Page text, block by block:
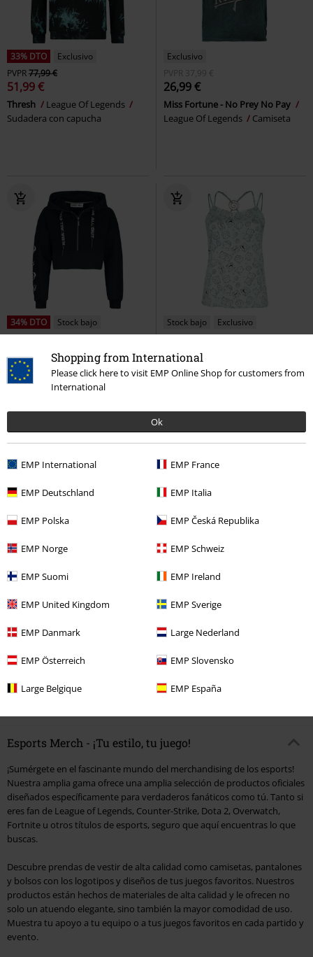
Shopping from International
Please click here to visit EMP Online Shop for customers from
International
Ok
EMP International EMP France
EMP Deutschland EMP Italia
EMP Polska EMP Česká Republika
EMP Norge EMP Schweiz
EMP Suomi EMP Ireland
EMP United Kingdom EMP Sverige
EMP Danmark Large Nederland
EMP Österreich EMP Slovensko
Large Belgique EMP España
33% DTO
Exclusivo
PVPR77,99 €
51,99 €
Thresh
League Of Legends
Sudadera con capucha
Exclusivo
PVPR 37,99 €
26,99 €
Miss Fortune - No Prey No Pay
League Of Legends
Camiseta
34% DTO
Stock bajo
K/DA
League Of Legends
Sudadera con capucha
Stock bajo
Exclusivo
32,99 €
Poro League Of Legends Top
PVPR 29,99 €
Coven - Owl Icon
PVPR27,99 €
Coven - Ashen Owl
Esports Merch - ¡Tu estilo, tu juego!
¡Sumérgete en el fascinante mundo del merchandising de los esports!
Nuestra amplia gama ofrece una amplia selección de productos oficiales
diseñados específicamente para verdaderos fanáticos como tú. Tanto si
eres fan de League of Legends, Counter-Strike, Dota 2, Overwatch,
Fortnite u otros títulos de esports, seguro que aquí encuentras lo que
buscas.
Descubre prendas de vestir de alta calidad como camisetas, pantalones
y bolsos con los logotipos y diseños de tus juegos favoritos. Nuestros
productos están hechos de materiales de alta calidad y le ofrecen no
solo un atuendo elegante, sino también la mayor comodidad de uso.
Muestra tu apoyo a tu equipo o a tus juegos favoritos en cada partido y
evento.